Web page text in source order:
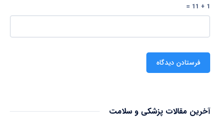
1 + 11 =
آخرین مقالات پزشکی و سلامت